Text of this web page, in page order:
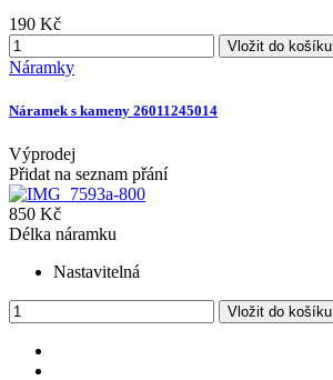
190 Kč
Vložit do košíku
Náramky
Náramek s kameny 26011245014
Výprodej
Přidat na seznam přání
850 Kč
Délka náramku
Nastavitelná
Vložit do košíku